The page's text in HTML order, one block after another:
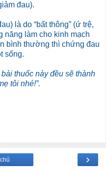
đau).
là do “bất thông” (ứ trệ,
năng làm cho kinh mạch
bình thường thì chứng đau
sống.
thuốc này đều sẽ thành
tôi nhé!”.
›